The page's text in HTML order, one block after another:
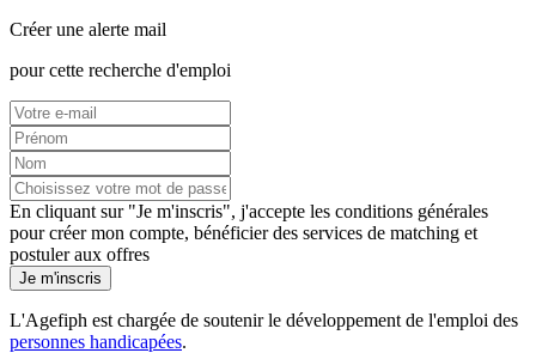
Créer une alerte mail
pour cette recherche d'emploi
En cliquant sur "Je m'inscris", j'accepte les conditions générales
pour créer mon compte, bénéficier des services de matching et
postuler aux offres
Je m'inscris
L'Agefiph est chargée de soutenir le développement de l'emploi des
personnes handicapées.